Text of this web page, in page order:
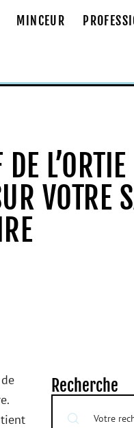
MINCEUR
VOTRE
Recherche